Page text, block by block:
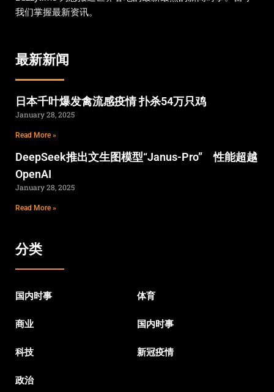
我们掌握最新资讯。
最新新闻
日本千叶爆发禽流感疫情 扑杀54万只鸡
January 28, 2025
Read More »
DeepSeek推出文生图模型“Janus-Pro” 性能超越
OpenAI
January 28, 2025
Read More »
分类
国内时事
商业
科技
政治
体育
国内时事
新冠疫情